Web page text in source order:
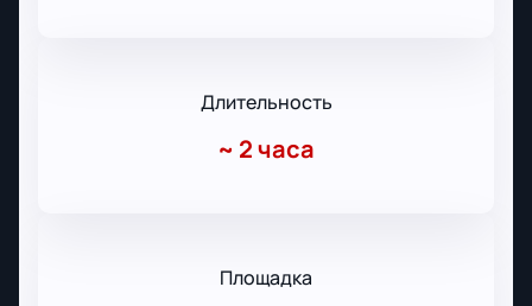
Длительность
~ 2 часа
Площадка